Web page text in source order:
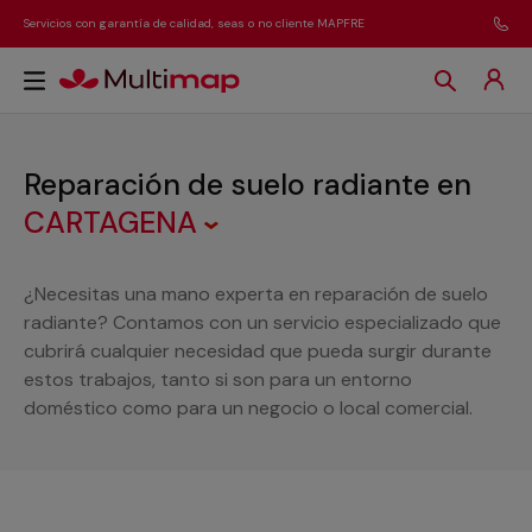
Servicios con garantía de calidad, seas o no cliente MAPFRE
Reparación de suelo radiante en
CARTAGENA
¿Necesitas una mano experta en reparación de suelo
radiante? Contamos con un servicio especializado que
cubrirá cualquier necesidad que pueda surgir durante
estos trabajos, tanto si son para un entorno
doméstico como para un negocio o local comercial.